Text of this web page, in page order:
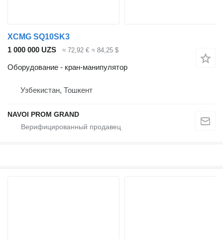
XCMG SQ10SK3
1 000 000 UZS
≈ 72,92 € ≈ 84,25 $
Оборудование - кран-манипулятор
Узбекистан, Тошкент
NAVOI PROM GRAND